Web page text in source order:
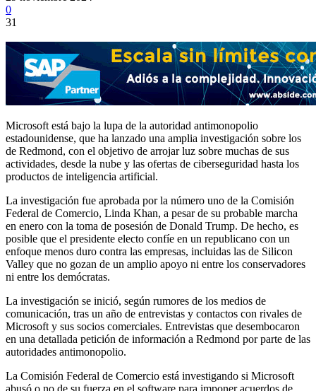
0
31
Microsoft está bajo la lupa de la autoridad antimonopolio
estadounidense, que ha lanzado una amplia investigación sobre los
de Redmond, con el objetivo de arrojar luz sobre muchas de sus
actividades, desde la nube y las ofertas de ciberseguridad hasta los
productos de inteligencia artificial.
La investigación fue aprobada por la número uno de la Comisión
Federal de Comercio, Linda Khan, a pesar de su probable marcha
en enero con la toma de posesión de Donald Trump. De hecho, es
posible que el presidente electo confíe en un republicano con un
enfoque menos duro contra las empresas, incluidas las de Silicon
Valley que no gozan de un amplio apoyo ni entre los conservadores
ni entre los demócratas.
La investigación se inició, según rumores de los medios de
comunicación, tras un año de entrevistas y contactos con rivales de
Microsoft y sus socios comerciales. Entrevistas que desembocaron
en una detallada petición de información a Redmond por parte de las
autoridades antimonopolio.
La Comisión Federal de Comercio está investigando si Microsoft
abusó o no de su fuerza en el software para imponer acuerdos de